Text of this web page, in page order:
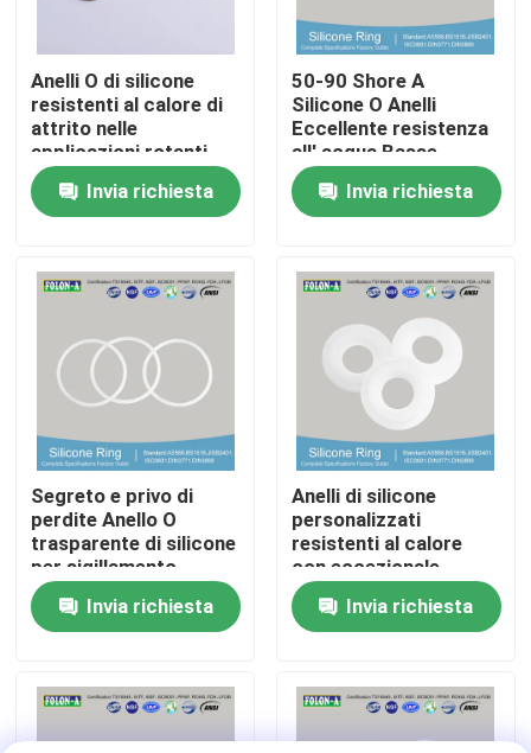
Prodotti
Video
Chi siamo
Fatory Tour
Controllo di qualità
Contattaci
notizie
giunti circolari di gomma
Anelli O di silicone
resistenti al calore di
attrito nelle
applicazioni rotanti
Invia richiesta
50-90 Shore A
Silicone O Anelli
Eccellente resistenza
all' acqua Basse
temperature
Invia richiesta
Segreto e privo di
perdite Anello O
trasparente di silicone
per sigillamento
Invia richiesta
Anelli di silicone
personalizzati
resistenti al calore
con eccezionale
resistenza all'acqua
Invia richiesta